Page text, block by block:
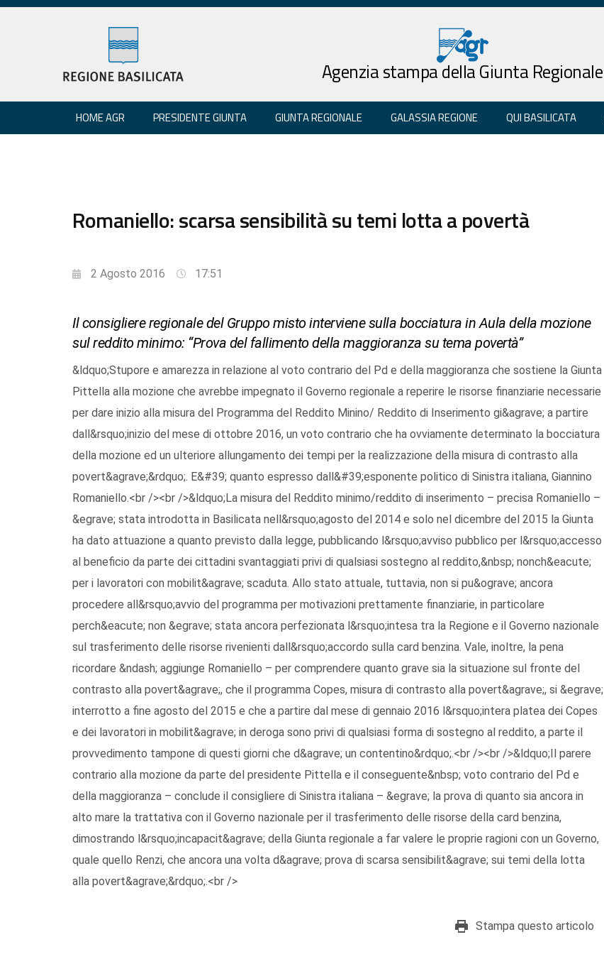
Agenzia stampa della Giunta Regionale
HOME AGR PRESIDENTE GIUNTA GIUNTA REGIONALE GALASSIA REGIONE QUI BASILICATA
Romaniello: scarsa sensibilità su temi lotta a povertà
2 Agosto 2016 17:51
Il consigliere regionale del Gruppo misto interviene sulla bocciatura in Aula della mozione
sul reddito minimo: “Prova del fallimento della maggioranza su tema povertà”
&ldquo;Stupore e amarezza in relazione al voto contrario del Pd e della maggioranza che sostiene la Giunta
Pittella alla mozione che avrebbe impegnato il Governo regionale a reperire le risorse finanziarie necessarie
per dare inizio alla misura del Programma del Reddito Minino/ Reddito di Inserimento gi&agrave; a partire
dall&rsquo;inizio del mese di ottobre 2016, un voto contrario che ha ovviamente determinato la bocciatura
della mozione ed un ulteriore allungamento dei tempi per la realizzazione della misura di contrasto alla
povert&agrave;&rdquo;. E&#39; quanto espresso dall&#39;esponente politico di Sinistra italiana, Giannino
Romaniello.<br /><br />&ldquo;La misura del Reddito minimo/reddito di inserimento – precisa Romaniello –
&egrave; stata introdotta in Basilicata nell&rsquo;agosto del 2014 e solo nel dicembre del 2015 la Giunta
ha dato attuazione a quanto previsto dalla legge, pubblicando l&rsquo;avviso pubblico per l&rsquo;accesso
al beneficio da parte dei cittadini svantaggiati privi di qualsiasi sostegno al reddito,&nbsp; nonch&eacute;
per i lavoratori con mobilit&agrave; scaduta. Allo stato attuale, tuttavia, non si pu&ograve; ancora
procedere all&rsquo;avvio del programma per motivazioni prettamente finanziarie, in particolare
perch&eacute; non &egrave; stata ancora perfezionata l&rsquo;intesa tra la Regione e il Governo nazionale
sul trasferimento delle risorse rivenienti dall&rsquo;accordo sulla card benzina. Vale, inoltre, la pena
ricordare &ndash; aggiunge Romaniello – per comprendere quanto grave sia la situazione sul fronte del
contrasto alla povert&agrave;, che il programma Copes, misura di contrasto alla povert&agrave;, si &egrave;
interrotto a fine agosto del 2015 e che a partire dal mese di gennaio 2016 l&rsquo;intera platea dei Copes
e dei lavoratori in mobilit&agrave; in deroga sono privi di qualsiasi forma di sostegno al reddito, a parte il
provvedimento tampone di questi giorni che d&agrave; un contentino&rdquo;.<br /><br />&ldquo;Il parere
contrario alla mozione da parte del presidente Pittella e il conseguente&nbsp; voto contrario del Pd e
della maggioranza – conclude il consigliere di Sinistra italiana – &egrave; la prova di quanto sia ancora in
alto mare la trattativa con il Governo nazionale per il trasferimento delle risorse della card benzina,
dimostrando l&rsquo;incapacit&agrave; della Giunta regionale a far valere le proprie ragioni con un Governo,
quale quello Renzi, che ancora una volta d&agrave; prova di scarsa sensibilit&agrave; sui temi della lotta
alla povert&agrave;&rdquo;.<br />
Stampa questo articolo